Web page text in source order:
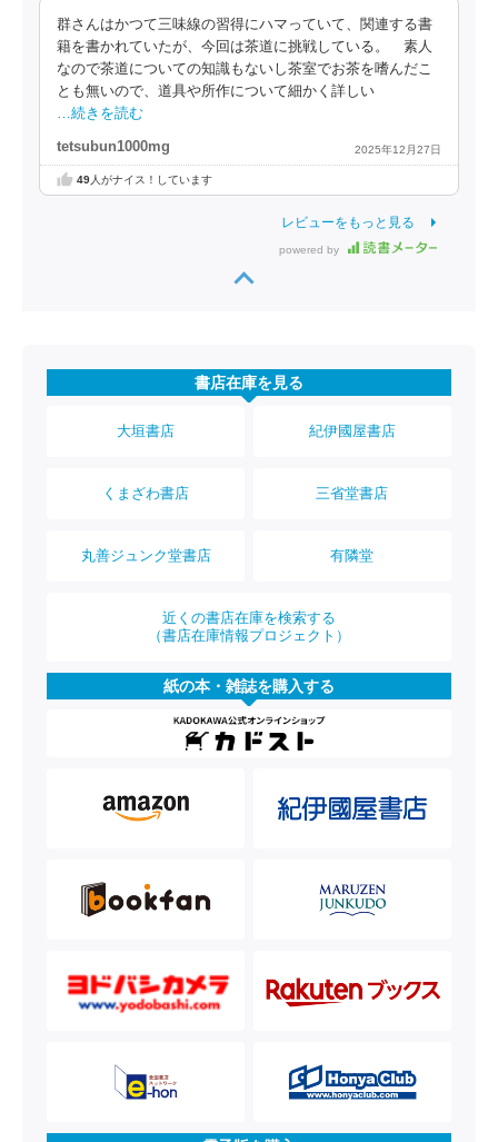
群さんはかつて三味線の習得にハマっていて、関連する書
籍を書かれていたが、今回は茶道に挑戦している。 素人
なので茶道についての知識もないし茶室でお茶を嗜んだこ
とも無いので、道具や所作について細かく詳しい
…続きを読む
tetsubun1000mg 2025年12月27日
49人がナイス！しています
レビューをもっと見る
powered by
書店在庫を見る
大垣書店 紀伊國屋書店
くまざわ書店 三省堂書店
丸善ジュンク堂書店 有隣堂
近くの書店在庫を検索する
（書店在庫情報プロジェクト）
紙の本・雑誌を購入する